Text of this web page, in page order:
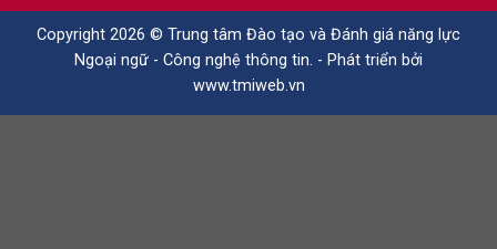
Copyright 2026 © Trung tâm Đào tạo và Đánh giá năng lực
Ngoại ngữ - Công nghệ thông tin. - Phát triển bởi
www.tmiweb.vn